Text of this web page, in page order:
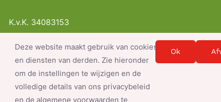
K.v.K. 34083153
B.T.W. NL001368522B47
info@servicesnacks.nl
© Copyright 2026- document.write(new Date().getFullYear()); |
Deze website maakt gebruik van cookies
en diensten van derden. Zie hieronder
om de instellingen te wijzigen en de
volledige details van ons privacybeleid
en de algemene voorwaarden te
Instellingen
Ok